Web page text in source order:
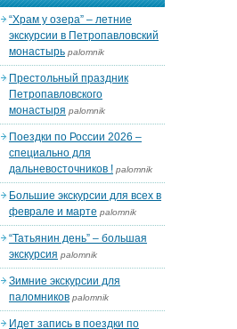
“Храм у озера” – летние
экскурсии в Петропавловский
монастырь palomnik
Престольный праздник
Петропавловского
монастыря palomnik
Поездки по России 2026 –
специально для
дальневосточников ! palomnik
Большие экскурсии для всех в
феврале и марте palomnik
“Татьянин день” – большая
экскурсия palomnik
Зимние экскурсии для
паломников palomnik
Идет запись в поездки по